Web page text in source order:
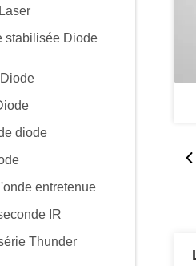
stabilisée Diode
diode
entretenue
IR
Thunder